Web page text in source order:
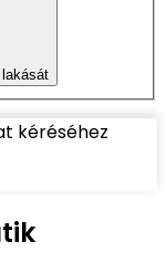
kéréséhez